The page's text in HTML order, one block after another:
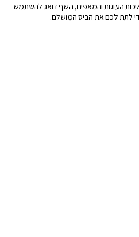
העוגות והמאפים, השף דואג להשתמש
לתת לכם את הביס המושלם.